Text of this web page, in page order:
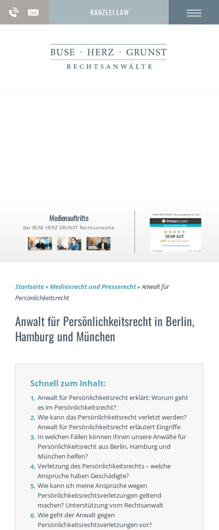
KANZLEI.LAW
Medienauftritte
der BUSE HERZ GRUNST Rechtsanwälte
Startseite»Medienrecht und Presserecht»Anwalt für
Persönlichkeitsrecht
Anwalt für Persönlichkeitsrecht in Berlin,
Hamburg und München
Schnell zum Inhalt:
Anwalt für Persönlichkeitsrecht erklärt: Worum geht
es im Persönlichkeitsrecht?
Wie kann das Persönlichkeitsrecht verletzt werden?
Anwalt für Persönlichkeitsrecht erläutert Eingriffe
In welchen Fällen können Ihnen unsere Anwälte für
Persönlichkeitsrecht aus Berlin, Hamburg und
München helfen?
Verletzung des Persönlichkeitsrechts – welche
Ansprüche haben Geschädigte?
Wie kann ich meine Ansprüche wegen
Persönlichkeitsrechtsverletzungen geltend
machen? Unterstützung vom Rechtsanwalt
Wie geht der Anwalt gegen
Persönlichkeitsrechtsverletzungen vor?